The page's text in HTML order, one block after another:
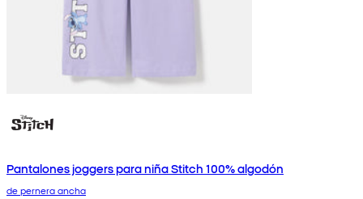
Pantalones joggers para niña Stitch 100% algodón
de pernera ancha